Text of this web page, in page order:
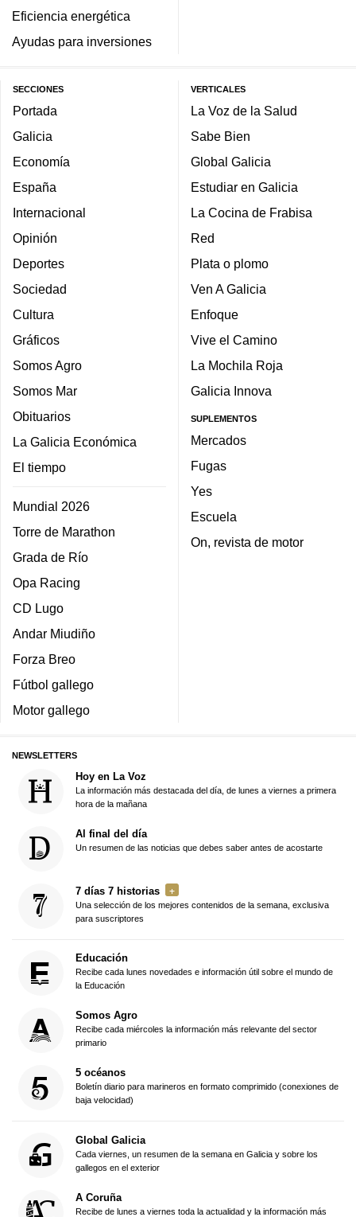
Eficiencia energética
Ayudas para inversiones
SECCIONES
Portada
Galicia
Economía
España
Internacional
Opinión
Deportes
Sociedad
Cultura
Gráficos
Somos Agro
Somos Mar
Obituarios
La Galicia Económica
El tiempo
Mundial 2026
Torre de Marathon
Grada de Río
Opa Racing
CD Lugo
Andar Miudiño
Forza Breo
Fútbol gallego
Motor gallego
VERTICALES
La Voz de la Salud
Sabe Bien
Global Galicia
Estudiar en Galicia
La Cocina de Frabisa
Red
Plata o plomo
Ven A Galicia
Enfoque
Vive el Camino
La Mochila Roja
Galicia Innova
SUPLEMENTOS
Mercados
Fugas
Yes
Escuela
On, revista de motor
NEWSLETTERS
Hoy en La Voz
La información más destacada del día, de lunes a viernes a primera
hora de la mañana
Al final del día
Un resumen de las noticias que debes saber antes de acostarte
7 días 7 historias
Una selección de los mejores contenidos de la semana, exclusiva
para suscriptores
Educación
Recibe cada lunes novedades e información útil sobre el mundo de
la Educación
Somos Agro
Recibe cada miércoles la información más relevante del sector
primario
5 océanos
Boletín diario para marineros en formato comprimido (conexiones de
baja velocidad)
Global Galicia
Cada viernes, un resumen de la semana en Galicia y sobre los
gallegos en el exterior
A Coruña
Recibe de lunes a viernes toda la actualidad y la información más